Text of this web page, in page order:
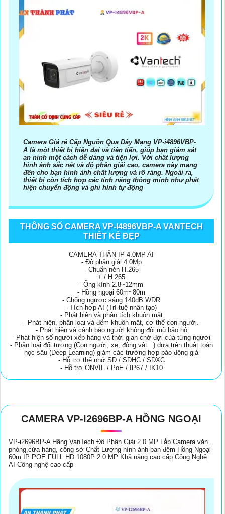
Camera Giá rẻ Cấp Nguồn Qua Dây Mạng VP-i4896VBP-
A là một thiết bị hiện đại và tiên tiến, giúp bạn giám sát
an ninh một cách dễ dàng và tiện lợi. Với chất lượng
hình ảnh sắc nét và độ phân giải cao, camera này mang
đến cho bạn hình ảnh chất lượng và rõ ràng. Ngoài ra,
thiết bị còn tích hợp các tính năng thông minh như phát
hiện chuyển động và ghi hình tự động
THÔNG SỐ CAMERA VP-I4896VBP-A VANTECH
THIẾT KẾ ĐẸP
CAMERA THÂN IP 4.0MP AI
- Độ phân giải 4.0Mp
- Chuẩn nén H.265
+ / H.265
- Ống kính 2.8~12mm
- Hồng ngoại 60m~80m
- Chống ngược sáng 140dB WDR
- Tích hợp AI (Trí tuệ nhân tạo)
- Phát hiện và phân tích khuôn mặt
- Phát hiện, phân loại và đếm khuôn mặt, cơ thể con người.
- Phát hiện và cảnh báo người không đội mũ bảo hộ
- Phát hiện số người xếp hàng và thời gian chờ đợi của từng người
- Phân loại đối tượng (Con người, xe, động vật...) dựa trên thuật toán
học sâu (Deep Learning) giảm các trường hợp báo động giả
- Hỗ trợ thẻ nhớ SD / SDHC / SDXC
- Hỗ trợ ONVIF / PoE / IP67 / IK10
CAMERA VP-I2696BP-A HỒNG NGOẠI
VP-i2696BP-A Hãng VanTech Độ Phân Giải 2.0 MP Lắp Camera văn
phòng,cửa hàng, công sở Chất Lượng hình ảnh ban đêm Hồng Ngoại
60m IP POE FULL HD 1080P 2.0 MP Khả năng cao cấp Công Nghệ
AI Công nghệ cao cấp